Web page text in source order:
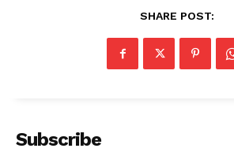
SHARE POST:
Subscribe